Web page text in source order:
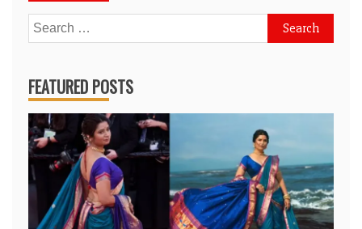
Search
for:
FEATURED POSTS